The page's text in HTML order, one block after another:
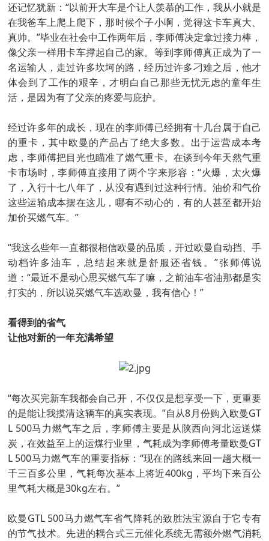
还记忆犹新：“以前开大车是个让人羡慕的工作，我从小就是
在我爸车上爬上爬下，那时候个子小啊，觉得这卡车真大、
真帅。”毕业在社会中工作两年后，李师傅决定拿过接力棒，
像父亲一样用卡车撑起自己的家。等到李师傅真正成为了一
名运输人，走过许多坎坷的路，经历过许多刁难之后，他才
体会到了工作的艰辛，才明白自己那些无忧无虑的童年生
活，是因为有了父亲的疼爱与庇护。
经过许多年的成长，现在的李师傅已经拥有十几台属于自己
的重卡，其中欧曼的产品占了绝大多数。出于运营成本考
虑，李师傅把目光也瞄准了燃气重卡。在谈到今年天然气重
卡市场时，李师傅直接用了两个字来形容：“火爆，太火爆
了，入行十七八年了，从没有遇到过这种行情。油价和气价
这些运输成本摆在这儿，哪有不动心的，有的人甚至都开始
加价买燃气车。”
“我这么些年一直都很相信欧曼的品质，开过欧曼自动挡、手
动档许多油车，总结起来就是舒服还省钱。”张师傅说
道：“最近不是动心思买燃气车了嘛，之前油车省油那都是实
打实的，所以说买燃气车选欧曼，我有信心！”
看得到的省气
让他对新的一年充满希望
“每次买完新车我都会自己开，不仅仅是想享受一下，更重要
的是能让我摸清这辆车的真实表现。”自从8月份购入欧曼GT
L 500马力燃气车之后，李师傅主要是从陕西向河北运送煤
炭，在效益至上的运煤行业里，气耗成为李师傅考量欧曼GT
L 500马力燃气车的重要指标：“现在的路线来回一趟大概一
千三百多公里，气耗每次基本上将近400kg，平均下来百公
里气耗大概是30kg左右。”
欧曼GTL 500马力燃气车省气降耗的致胜法宝源自于它专有
的节气技术。先进的耦合式三元催化系统无需额外燃气消耗